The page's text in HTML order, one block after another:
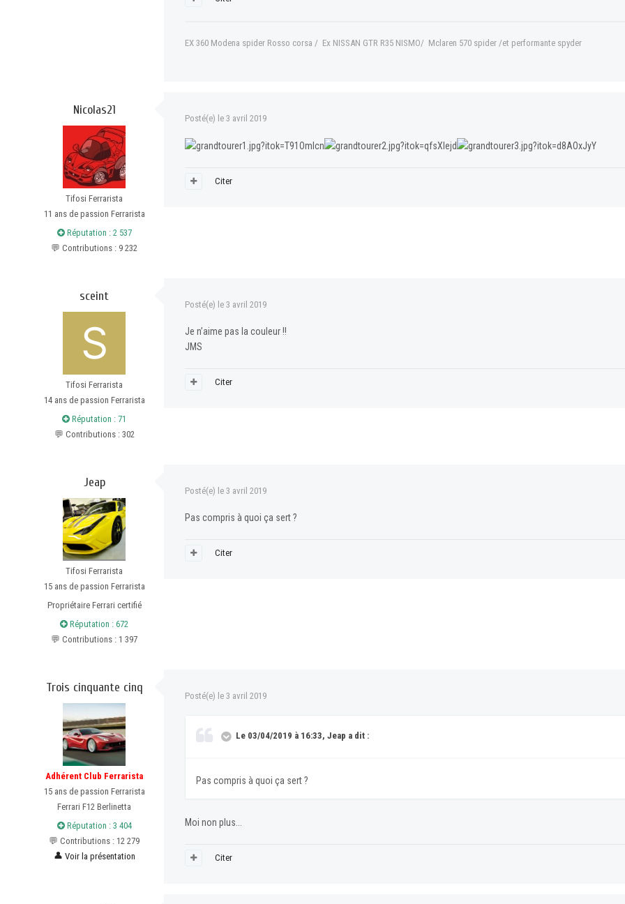
EX 360 Modena spider Rosso corsa / Ex NISSAN GTR R35 NISMO/ Mclaren 570 spider /et performante spyder
Nicolas21
Tifosi Ferrarista
11 ans de passion Ferrarista
Réputation : 2 537
💬 Contributions : 9 232
Posté(e) le 3 avril 2019
Citer
sceint
Tifosi Ferrarista
14 ans de passion Ferrarista
Réputation : 71
💬 Contributions : 302
Posté(e) le 3 avril 2019
Je n’aime pas la couleur !!
JMS
Citer
Jeap
Tifosi Ferrarista
15 ans de passion Ferrarista
Propriétaire Ferrari certifié
Réputation : 672
💬 Contributions : 1 397
Posté(e) le 3 avril 2019
Pas compris à quoi ça sert ?
Citer
Trois cinquante cinq
Adhérent Club Ferrarista
15 ans de passion Ferrarista
Ferrari F12 Berlinetta
Réputation : 3 404
💬 Contributions : 12 279
👤 Voir la présentation
Posté(e) le 3 avril 2019
Le 03/04/2019 à 16:33, Jeap a dit :
Pas compris à quoi ça sert ?
Moi non plus...
Citer